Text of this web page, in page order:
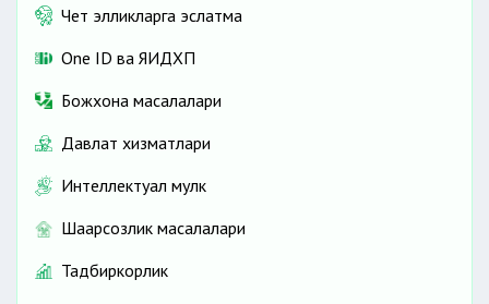
Чет элликларга эслатма
One ID ва ЯИДХП
Божхона масалалари
Давлат хизматлари
Интеллектуал мулк
Шаҳарсозлик масалалари
Тадбиркорлик